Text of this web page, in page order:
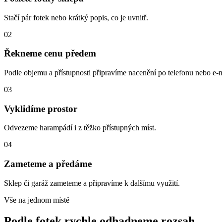
Stačí pár fotek nebo krátký popis, co je uvnitř.
02
Řekneme cenu předem
Podle objemu a přístupnosti připravíme nacenění po telefonu nebo e-
03
Vyklidíme prostor
Odvezeme harampádí i z těžko přístupných míst.
04
Zameteme a předáme
Sklep či garáž zameteme a připravíme k dalšímu využití.
Vše na jednom místě